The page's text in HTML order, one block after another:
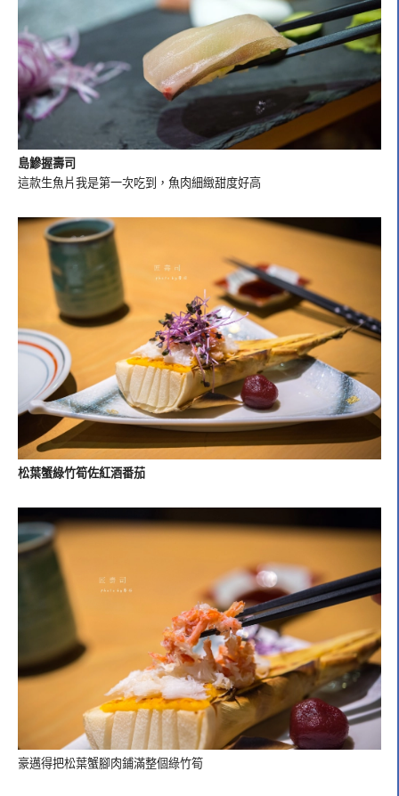
島鰺握壽司
這款生魚片我是第一次吃到，魚肉細緻甜度好高
松葉蟹綠竹筍佐紅酒番茄
豪邁得把松葉蟹腳肉鋪滿整個綠竹筍